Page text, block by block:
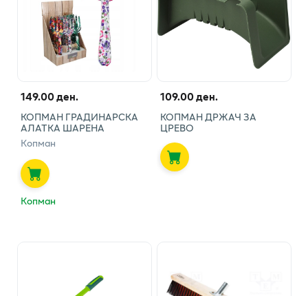
149.00 ден.
КОПМАН ГРАДИНАРСКА
АЛАТКА ШАРЕНА
Копман
Копман
109.00 ден.
КОПМАН ДРЖАЧ ЗА
ЦРЕВО